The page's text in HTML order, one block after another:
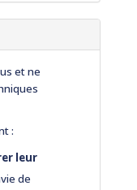
et ne
:
leur
de